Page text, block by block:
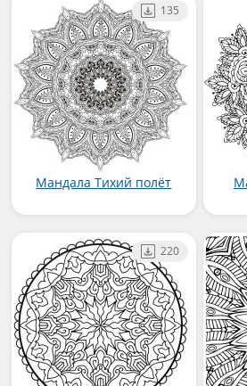
Мандала Тихий полёт
135
220